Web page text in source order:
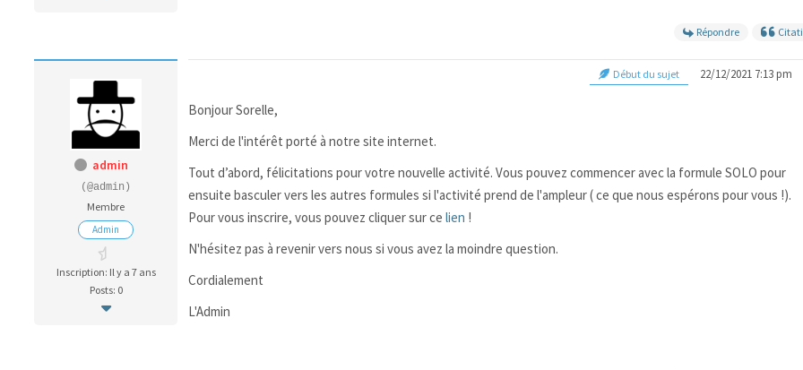
Répondre
admin
(@admin)
Membre
Admin
Inscription: Il y a 7 ans
Posts: 0
Début du sujet 22/12/2021 7:13 pm
Bonjour Sorelle,
Merci de l'intérêt porté à notre site internet.
Tout d’abord, félicitations pour votre nouvelle activité. Vous pouvez commencer avec la formule SOLO pour
ensuite basculer vers les autres formules si l'activité prend de l'ampleur ( ce que nous espérons pour vous !).
Pour vous inscrire, vous pouvez cliquer sur celien !
N'hésitez pas à revenir vers nous si vous avez la moindre question.
Cordialement
L'Admin